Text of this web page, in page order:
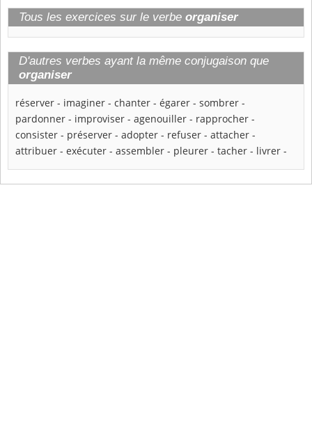
Tous les exercices sur le verbe organiser
D'autres verbes ayant la même conjugaison que
organiser
réserver - imaginer - chanter - égarer - sombrer -
pardonner - improviser - agenouiller - rapprocher -
consister - préserver - adopter - refuser - attacher -
attribuer - exécuter - assembler - pleurer - tacher - livrer -